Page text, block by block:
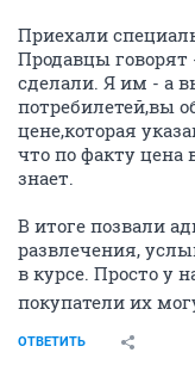
Приехали
Продавцы говорят
сделали. Я им - а
потребилетей,вы
цене,которая
что по факту цена
знает.
В итоге позвали
развлечения,
в курсе. Просто у
покупатели их
ОТВЕТИТЬ